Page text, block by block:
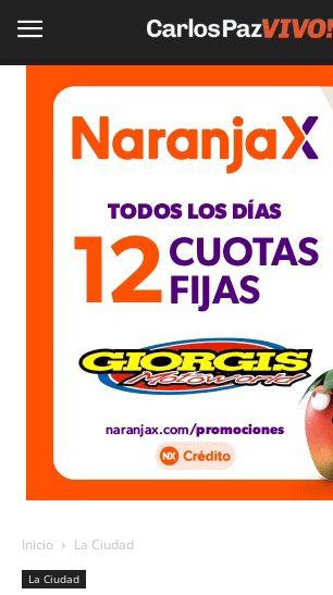
Inicio La Ciudad
La Ciudad